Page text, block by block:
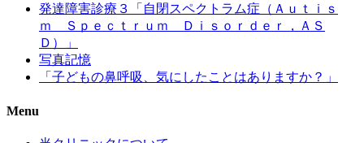
発達障害診療３「自閉スペクトラム症（Ａｕｔｉｓ
ｍ Ｓｐｅｃｔｒｕｍ Ｄｉｓｏｒｄｅｒ，ＡＳ
Ｄ）」
写真記憶
「子どもの鼻呼吸、気にしたことはありますか？」
Menu